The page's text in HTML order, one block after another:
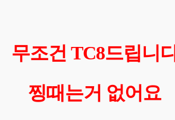
무조건 TC8드립니
찡때는거 없어요